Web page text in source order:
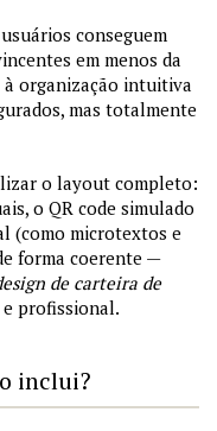
conseguem
em menos da
organização intuitiva
mas totalmente
o layout completo:
o QR code simulado
(como microtextos e
forma coerente —
de carteira de
profissional.
inclui?